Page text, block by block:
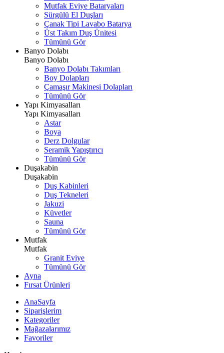
Mutfak Eviye Bataryaları
Sürgülü El Duşları
Çanak Tipi Lavabo Batarya
Üst Takım Duş Ünitesi
Tümünü Gör
Banyo Dolabı
Banyo Dolabı
Banyo Dolabı Takımları
Boy Dolapları
Çamaşır Makinesi Dolapları
Tümünü Gör
Yapı Kimyasalları
Yapı Kimyasalları
Astar
Boya
Derz Dolgular
Seramik Yapıştırıcı
Tümünü Gör
Duşakabin
Duşakabin
Duş Kabinleri
Duş Tekneleri
Jakuzi
Küvetler
Sauna
Tümünü Gör
Mutfak
Mutfak
Granit Eviye
Tümünü Gör
Ayna
Fırsat Ürünleri
AnaSayfa
Siparişlerim
Kategoriler
Mağazalarımız
Favoriler